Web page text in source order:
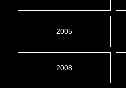
2005
2008